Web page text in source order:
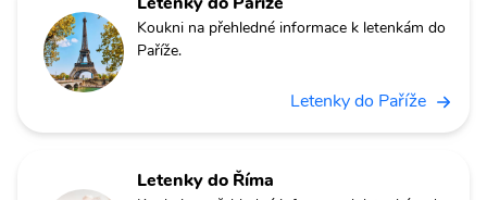
Koukni na přehledné informace k letenkám do
Paříže.
Letenky do Paříže
Letenky do Říma